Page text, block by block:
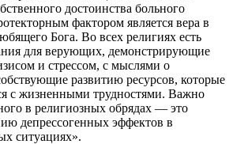
достоинства больного
фактором является вера в
Бога. Во всех религиях есть
для верующих, демонстрирующие
и стрессом, с мыслями о
развитию ресурсов, которые
с жизненными трудностями. Важно
в религиозных обрядах — это
депрессогенных эффектов в
ситуациях».